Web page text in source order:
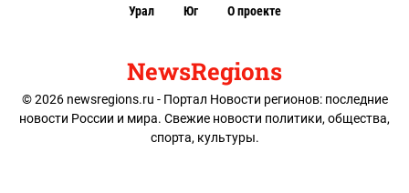
NewsRegions
© 2026 newsregions.ru - Портал Новости регионов: последние
новости России и мира. Свежие новости политики, общества,
спорта, культуры.
Урал Юг О проекте